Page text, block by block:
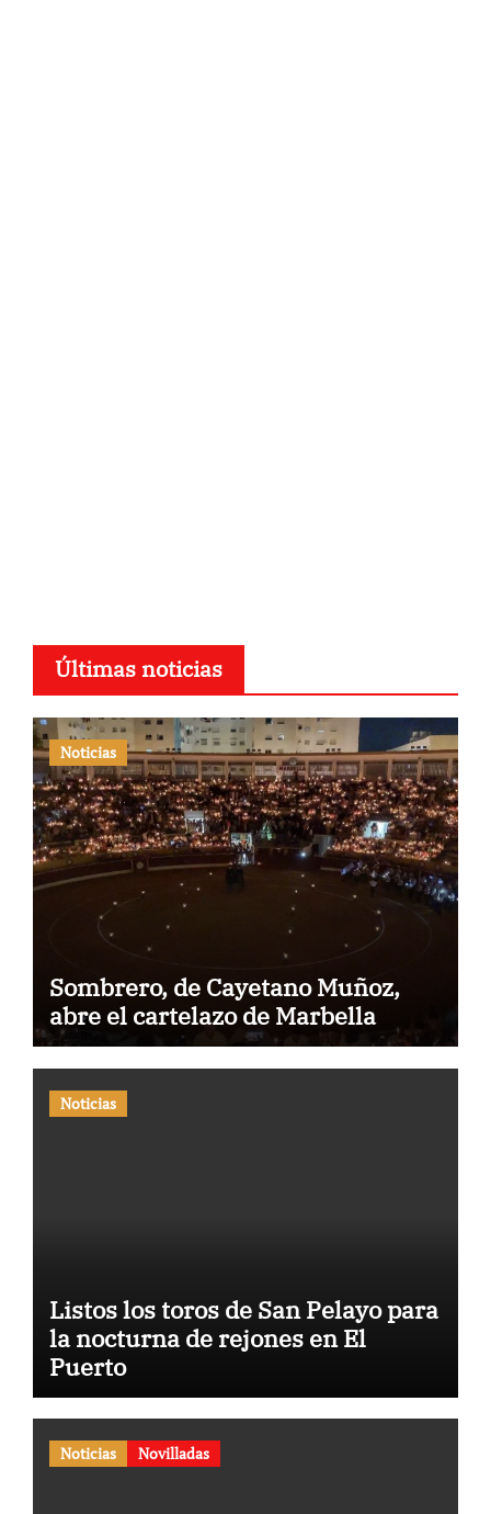
Últimas noticias
Noticias
Sombrero, de Cayetano Muñoz,
abre el cartelazo de Marbella
Noticias
Listos los toros de San Pelayo para
la nocturna de rejones en El
Puerto
Noticias Novilladas